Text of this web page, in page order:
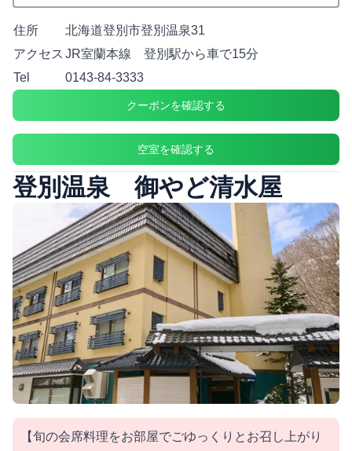
住所
北海道登別市登別温泉31
アクセス JR室蘭本線 登別駅から車で15分
Tel
0143-84-3333
クーポンを確認する
空室を確認する
登別温泉 御やど清水屋
【旬の会席料理をお部屋でごゆっくりとお召し上がり